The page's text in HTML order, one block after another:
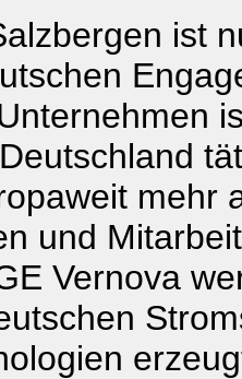
ist
mehr
und
Vernova